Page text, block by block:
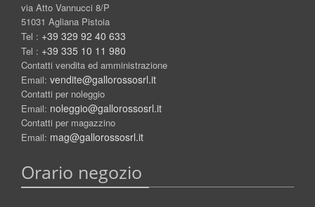
via Atto Vannucci 8/P
51031 Agliana Pistoia
Tel : +39 329 92 40 633
Tel : +39 335 10 11 980
Contatti vendita ed amministrazione
Email: vendite@gallorossosrl.it
Contatti per noleggio
Email: noleggio@gallorossosrl.it
Contatti per magazzino
Email: mag@gallorossosrl.it
Orario negozio